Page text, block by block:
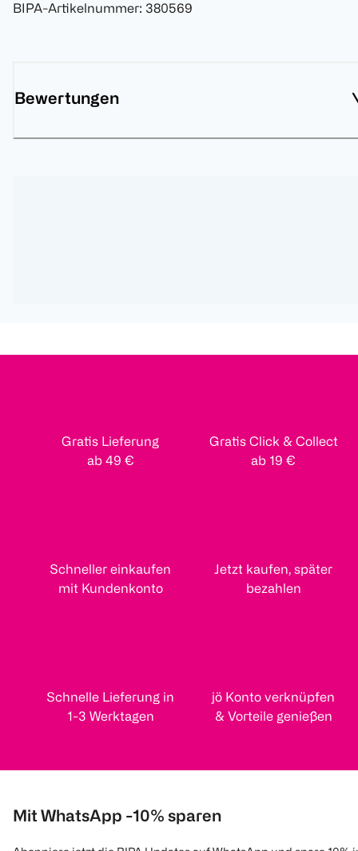
BIPA-Artikelnummer: 380569
Bewertungen
Gratis Lieferung
ab 49 €
Gratis Click & Collect
ab 19 €
Schneller einkaufen
mit Kundenkonto
Jetzt kaufen, später
bezahlen
Schnelle Lieferung in
1-3 Werktagen
jö Konto verknüpfen
& Vorteile genießen
Mit WhatsApp -10% sparen